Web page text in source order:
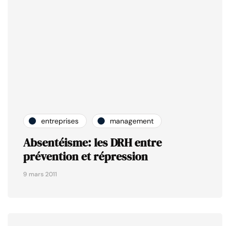
entreprises management
Absentéisme: les DRH entre
prévention et répression
9 mars 2011